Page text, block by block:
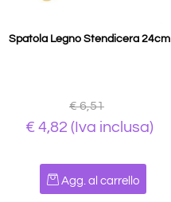
Spatola Legno Stendicera 24cm
€ 6,51
€ 4,82 (Iva inclusa)
Agg. al carrello